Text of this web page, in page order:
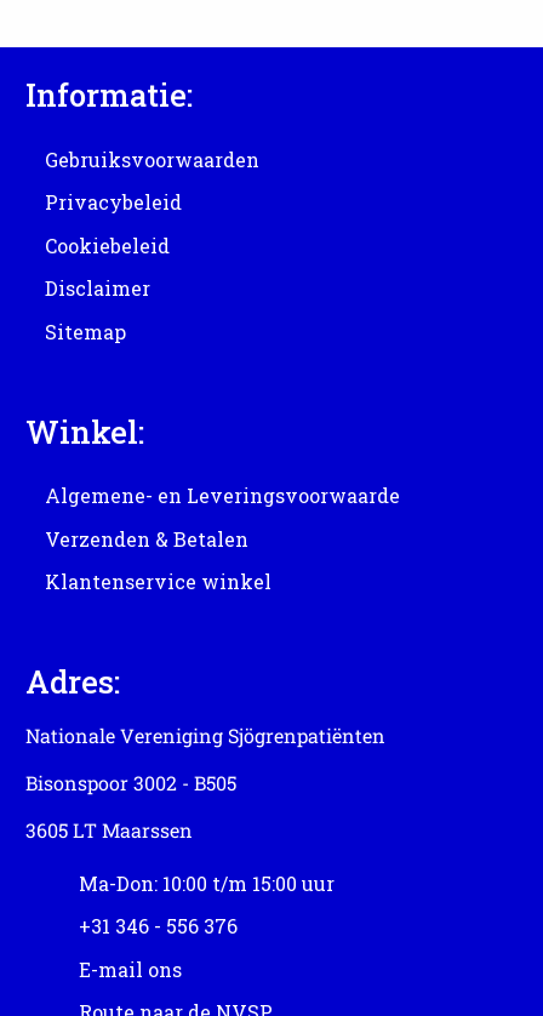
Informatie:
Gebruiksvoorwaarden
Privacybeleid
Cookiebeleid
Disclaimer
Sitemap
Winkel:
Algemene- en Leveringsvoorwaarde
Verzenden & Betalen
Klantenservice winkel
Adres:
Nationale Vereniging Sjögrenpatiënten
Bisonspoor 3002 - B505
3605 LT Maarssen
Ma-Don: 10:00 t/m 15:00 uur
+31 346 - 556 376
E-mail ons